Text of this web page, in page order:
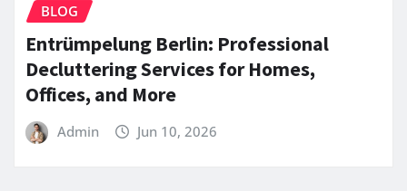
BLOG
Entrümpelung Berlin: Professional
Decluttering Services for Homes,
Offices, and More
Admin Jun 10, 2026